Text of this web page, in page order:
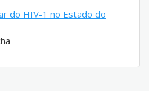
do HIV-1 no Estado do